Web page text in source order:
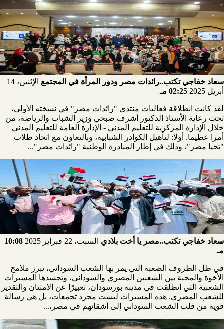
سعاد خفاجي تكتب..رائدات مصر ودور المرأة في المجتمع
الإثنين، 14
أبريل 2025
02:25 مـ
لقد كانت انطلاقة فعاليات منتدى "رائدات مصر" في نسخته الأولى،
تحت رعاية الأستاذ الدكتور أشرف صبحي وزير الشباب والرياضة، من
خلال الإدارة المركزية للتعليم المدني - الإدارة العامة للتعليم المدني
أمرا عظيما. أولا: لتأهيل الكوادر الشبابية، وبالتعاون مع اتحاد طلاب
"تحيا مصر"، وذلك في إطار المبادرة الوطنية "رائدات مصر"...
سعاد خفاجي تكتب..مصر يا أخت بلادي السبت، 22 فبراير 2025
10:08
مـ
في ظل الظروف الصعبة التي يمر بها الشعب السوداني، تبرز ملامح
الأخوة والمحبة بين الشعبين المصري والسوداني، وتجسدها المسيرات
الشعبية التي انطلقت في مدينة بورسودان، تعبيرًا عن الامتنان والتقدير
للشعب المصري. هذه المسيرات ليست مجرد تجمعات، بل هي رسالة
قوية من قلب الشعب السوداني إلى أشقائهم في مصر،...